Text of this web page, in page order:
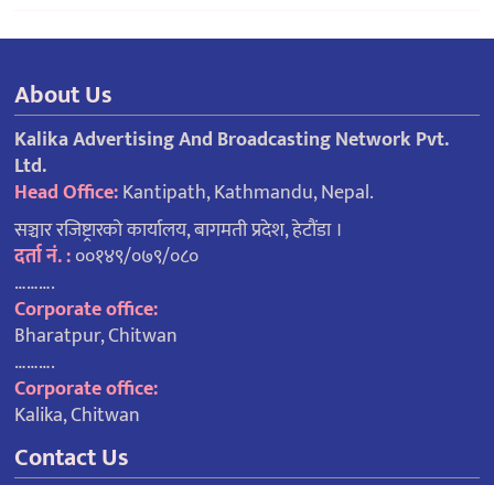
About Us
Kalika Advertising And Broadcasting Network Pvt.
Ltd.
Head Office:Kantipath, Kathmandu, Nepal.
सञ्चार रजिष्ट्रारको कार्यालय, बागमती प्रदेश, हेटौंडा ।
दर्ता नं. :००१४९/०७९/०८०
……….
Corporate office:
Bharatpur, Chitwan
……….
Corporate office:
Kalika, Chitwan
Contact Us